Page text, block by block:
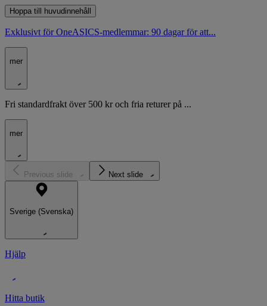
Hoppa till huvudinnehåll
Exklusivt för OneASICS-medlemmar: 90 dagar för att...
mer
Fri standardfrakt över 500 kr och fria returer på ...
mer
Previous slide Next slide
Sverige (Svenska)
Hjälp
Hitta butik